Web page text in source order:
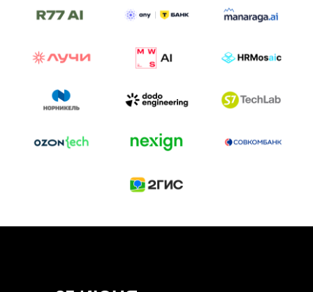
к построению бизнеса и созданию технологий под
И БИТВА АГЕНТОВ